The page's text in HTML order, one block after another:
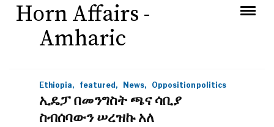
Horn Affairs -
Amharic
Ethiopia, featured, News, Opposition politics
ኢዴፓ በመንግስት ጫና ሳቢያ
ስብሰባውን ሠረዝኩ አለ